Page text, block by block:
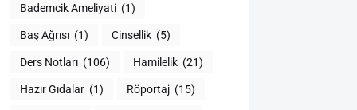
Bademcik Ameliyati (1)
Baş Ağrısı (1) Cinsellik (5)
Ders Notları (106) Hamilelik (21)
Hazır Gıdalar (1) Röportaj (15)